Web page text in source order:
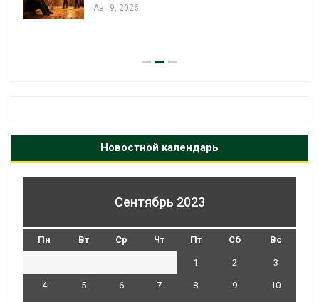
Авг 9, 2026
Новостной календарь
Сентябрь 2023
Пн Вт Ср Чт Пт Сб Вс
1 2 3
4 5 6 7 8 9 10